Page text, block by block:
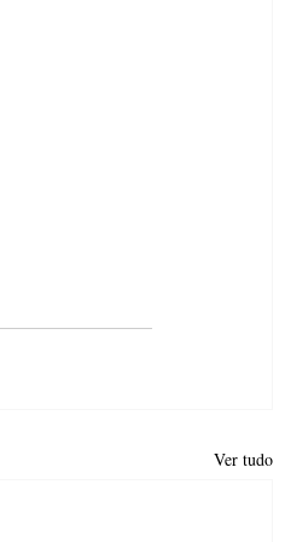
Ver tudo